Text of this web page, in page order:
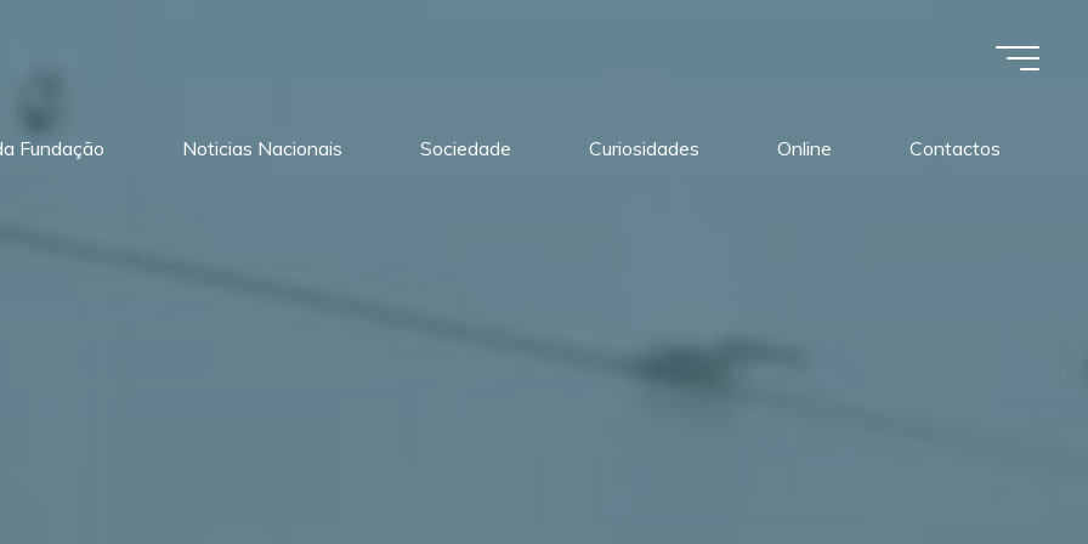
Fundação Noticias Nacionais Sociedade Curiosidades Online Contactos